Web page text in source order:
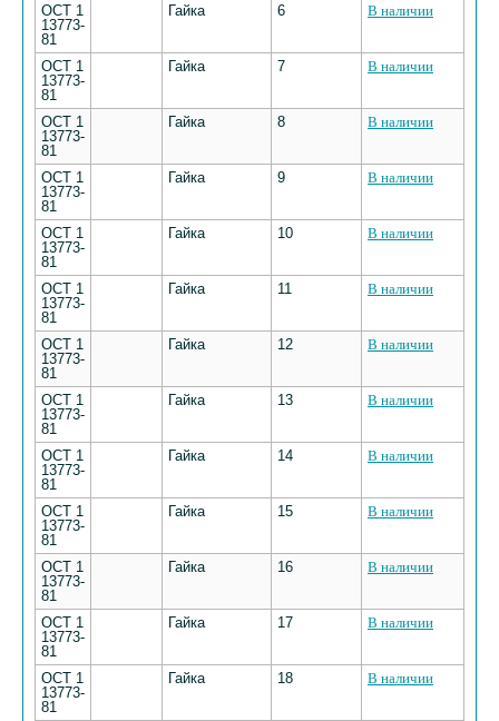
ОСТ 1
13773-
81
Гайка 6 В наличии
ОСТ 1
13773-
81
Гайка 7 В наличии
ОСТ 1
13773-
81
Гайка 8 В наличии
ОСТ 1
13773-
81
Гайка 9 В наличии
ОСТ 1
13773-
81
Гайка 10 В наличии
ОСТ 1
13773-
81
Гайка 11 В наличии
ОСТ 1
13773-
81
Гайка 12 В наличии
ОСТ 1
13773-
81
Гайка 13 В наличии
ОСТ 1
13773-
81
Гайка 14 В наличии
ОСТ 1
13773-
81
Гайка 15 В наличии
ОСТ 1
13773-
81
Гайка 16 В наличии
ОСТ 1
13773-
81
Гайка 17 В наличии
ОСТ 1
13773-
81
Гайка 18 В наличии